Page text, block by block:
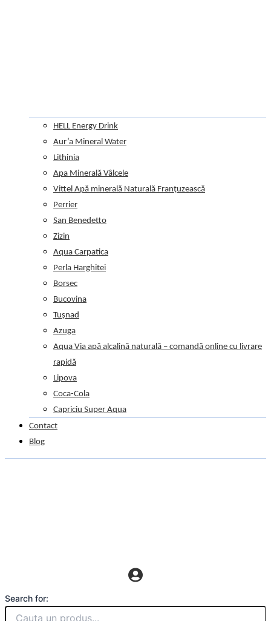
HELL Energy Drink
Aur’a Mineral Water
Lithinia
Apa Minerală Vâlcele
Vittel Apă minerală Naturală Franțuzească
Perrier
San Benedetto
Zizin
Aqua Carpatica
Perla Harghitei
Borsec
Bucovina
Tușnad
Azuga
Aqua Via apă alcalină naturală – comandă online cu livrare
rapidă
Lipova
Coca-Cola
Capriciu Super Aqua
Contact
Blog
Search for: